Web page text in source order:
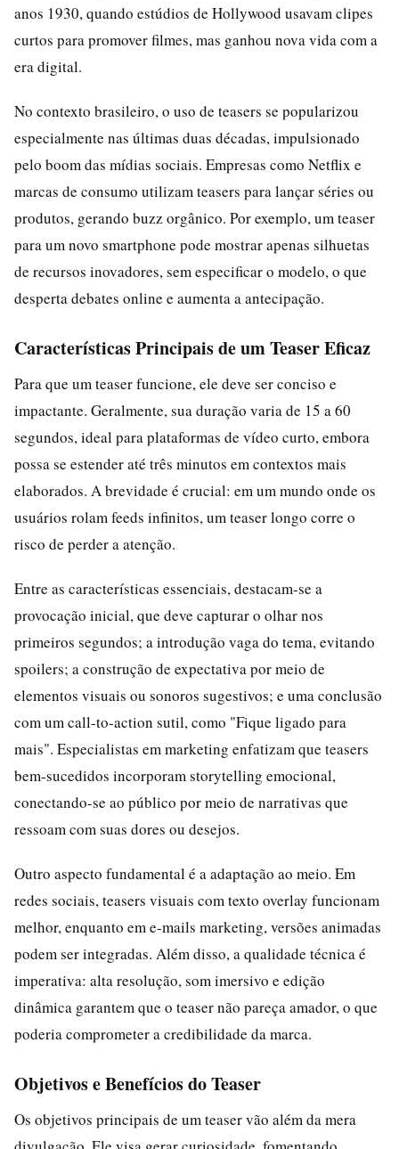
anos 1930, quando estúdios de Hollywood usavam clipes
curtos para promover filmes, mas ganhou nova vida com a
era digital.
No contexto brasileiro, o uso de teasers se popularizou
especialmente nas últimas duas décadas, impulsionado
pelo boom das mídias sociais. Empresas como Netflix e
marcas de consumo utilizam teasers para lançar séries ou
produtos, gerando buzz orgânico. Por exemplo, um teaser
para um novo smartphone pode mostrar apenas silhuetas
de recursos inovadores, sem especificar o modelo, o que
desperta debates online e aumenta a antecipação.
Características Principais de um Teaser Eficaz
Para que um teaser funcione, ele deve ser conciso e
impactante. Geralmente, sua duração varia de 15 a 60
segundos, ideal para plataformas de vídeo curto, embora
possa se estender até três minutos em contextos mais
elaborados. A brevidade é crucial: em um mundo onde os
usuários rolam feeds infinitos, um teaser longo corre o
risco de perder a atenção.
Entre as características essenciais, destacam-se a
provocação inicial, que deve capturar o olhar nos
primeiros segundos; a introdução vaga do tema, evitando
spoilers; a construção de expectativa por meio de
elementos visuais ou sonoros sugestivos; e uma conclusão
com um call-to-action sutil, como "Fique ligado para
mais". Especialistas em marketing enfatizam que teasers
bem-sucedidos incorporam storytelling emocional,
conectando-se ao público por meio de narrativas que
ressoam com suas dores ou desejos.
Outro aspecto fundamental é a adaptação ao meio. Em
redes sociais, teasers visuais com texto overlay funcionam
melhor, enquanto em e-mails marketing, versões animadas
podem ser integradas. Além disso, a qualidade técnica é
imperativa: alta resolução, som imersivo e edição
dinâmica garantem que o teaser não pareça amador, o que
poderia comprometer a credibilidade da marca.
Objetivos e Benefícios do Teaser
Os objetivos principais de um teaser vão além da mera